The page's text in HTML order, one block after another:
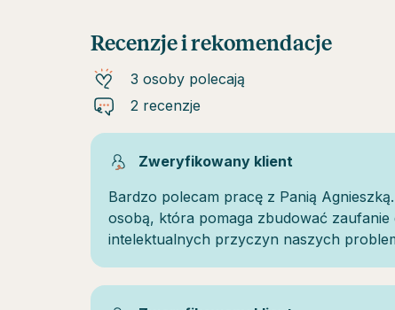
Recenzje i rekomendacje
3 osoby polecają
2 recenzje
Zweryfikowany klient
Bardzo polecam pracę z Panią
osobą, która pomaga zbudować
intelektualnych przyczyn naszych